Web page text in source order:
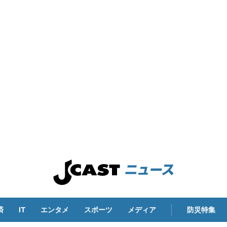
IT エンタメ スポーツ メディア 防災特集